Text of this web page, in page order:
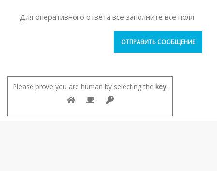
Для оперативного ответа все заполните все поля
Please prove you are human by selecting the key.